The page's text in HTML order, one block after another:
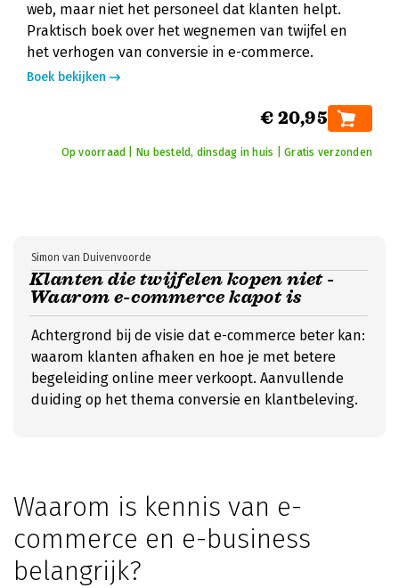
web, maar niet het personeel dat klanten helpt.
Praktisch boek over het wegnemen van twijfel en
het verhogen van conversie in e-commerce.
Boek bekijken
€ 20,95
Op voorraad | Nu besteld, dinsdag in huis | Gratis verzonden
Klanten die twijfelen kopen niet -
Waarom e-commerce kapot is
Simon van Duivenvoorde
Achtergrond bij de visie dat e-commerce beter kan:
waarom klanten afhaken en hoe je met betere
begeleiding online meer verkoopt. Aanvullende
duiding op het thema conversie en klantbeleving.
Waarom is kennis van e-
commerce en e-business
belangrijk?